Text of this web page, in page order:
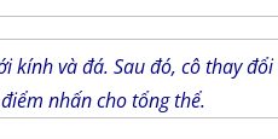
kính và đá. Sau đó, cô thay
điểm nhấn cho tổng thể.